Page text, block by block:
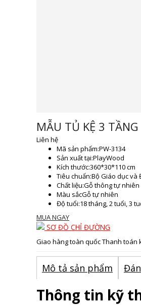
MẪU TỦ KỆ 3
Liên hệ
Mã sản phẩm:PW-3134
Sản xuất tại:PlayWood
Kích thước:360*30*110 cm
Tiêu chuẩn:Bộ Giáo dục và
Chất liệu:Gỗ thông tự nhiên
Màu sắcGỗ tự nhiên
Độ tuổi:18 tháng, 2 tuổi, 3
MUA NGAY
SƠ ĐỒ CHỈ ĐƯỜNG
Giao hàng toàn quốcThanh toán
Mô tả sản phẩm
Thông tin kỹ